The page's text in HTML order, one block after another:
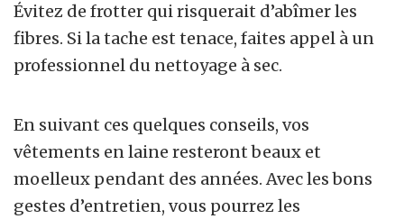
Évitez de frotter qui risquerait d’abîmer les
fibres. Si la tache est tenace, faites appel à un
professionnel du nettoyage à sec.
En suivant ces quelques conseils, vos
vêtements en laine resteront beaux et
moelleux pendant des années. Avec les bons
gestes d’entretien, vous pourrez les